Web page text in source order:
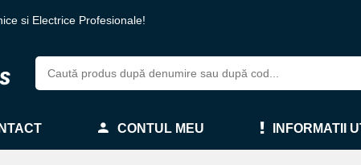
si Electrice Profesionale!
CONTUL MEU INFORMATII